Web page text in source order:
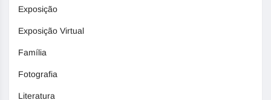
Exposição
Exposição Virtual
Família
Fotografia
Literatura